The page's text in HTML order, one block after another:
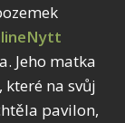
Jeho matka
, které na svůj
pavilon,